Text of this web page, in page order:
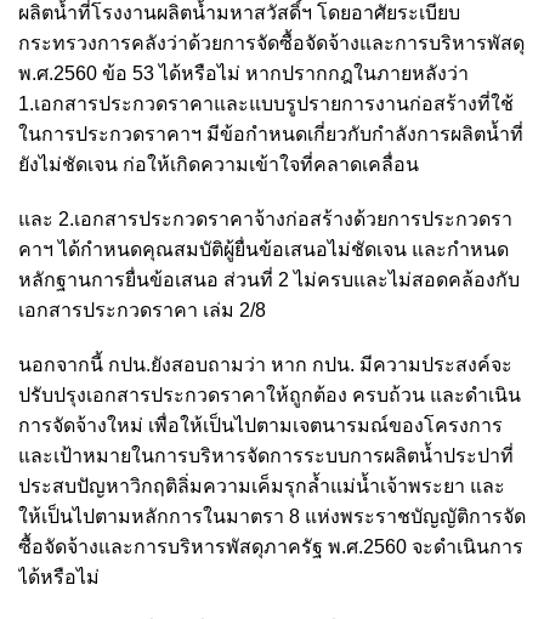
ผลิตน้ำที่โรงงานผลิตน้ำมหาสวัสดิ์ฯ โดยอาศัยระเบียบ
กระทรวงการคลังว่าด้วยการจัดซื้อจัดจ้างและการบริหารพัสดุ
พ.ศ.2560 ข้อ 53 ได้หรือไม่ หากปรากกฎในภายหลังว่า
1.เอกสารประกวดราคาและแบบรูปรายการงานก่อสร้างที่ใช้
ในการประกวดราคาฯ มีข้อกำหนดเกี่ยวกับกำลังการผลิตน้ำที่
ยังไม่ชัดเจน ก่อให้เกิดความเข้าใจที่คลาดเคลื่อน
และ 2.เอกสารประกวดราคาจ้างก่อสร้างด้วยการประกวดรา
คาฯ ได้กำหนดคุณสมบัติผู้ยื่นข้อเสนอไม่ชัดเจน และกำหนด
หลักฐานการยื่นข้อเสนอ ส่วนที่ 2 ไม่ครบและไม่สอดคล้องกับ
เอกสารประกวดราคา เล่ม 2/8
นอกจากนี้ กปน.ยังสอบถามว่า หาก กปน. มีความประสงค์จะ
ปรับปรุงเอกสารประกวดราคาให้ถูกต้อง ครบถ้วน และดำเนิน
การจัดจ้างใหม่ เพื่อให้เป็นไปตามเจตนารมณ์ของโครงการ
และเป้าหมายในการบริหารจัดการระบบการผลิตน้ำประปาที่
ประสบปัญหาวิกฤติลิ่มความเค็มรุกล้ำแม่น้ำเจ้าพระยา และ
ให้เป็นไปตามหลักการในมาตรา 8 แห่งพระราชบัญญัติการจัด
ซื้อจัดจ้างและการบริหารพัสดุภาครัฐ พ.ศ.2560 จะดำเนินการ
ได้หรือไม่